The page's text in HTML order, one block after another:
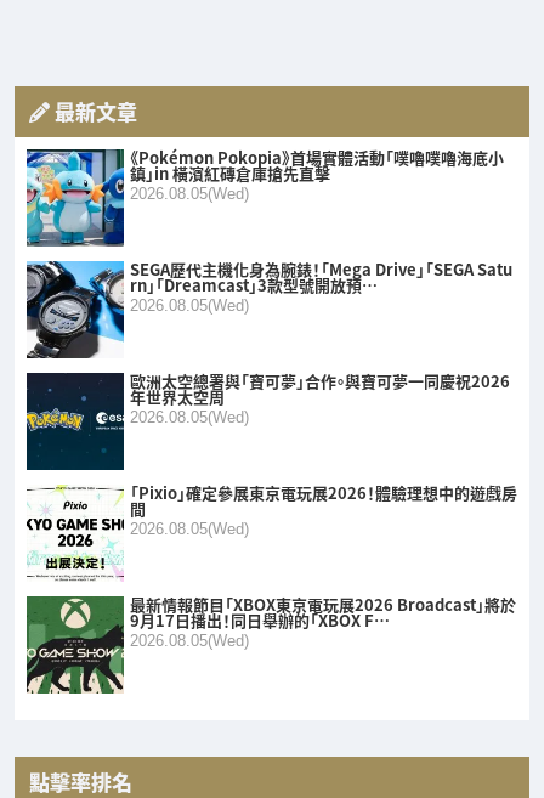
最新文章
《Pokémon Pokopia》首場實體活動「噗嚕噗嚕海底小
鎮」in 橫濱紅磚倉庫搶先直擊
2026.08.05(Wed)
SEGA歷代主機化身為腕錶！「Mega Drive」「SEGA Satu
rn」「Dreamcast」3款型號開放預…
2026.08.05(Wed)
歐洲太空總署與「寶可夢」合作。與寶可夢一同慶祝2026
年世界太空周
2026.08.05(Wed)
「Pixio」確定參展東京電玩展2026！體驗理想中的遊戲房
間
2026.08.05(Wed)
最新情報節目「XBOX東京電玩展2026 Broadcast」將於
9月17日播出！同日舉辦的「XBOX F…
2026.08.05(Wed)
點擊率排名